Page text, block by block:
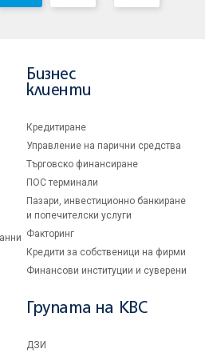
Бизнес
клиенти
Кредитиране
Управление на парични средства
Търговско финансиране
ПОС терминали
Пазари, инвестиционно банкиране
и попечителски услуги
Факторинг
Кредити за собственици на фирми
Финансови институции и суверени
Групата на KBC
ДЗИ